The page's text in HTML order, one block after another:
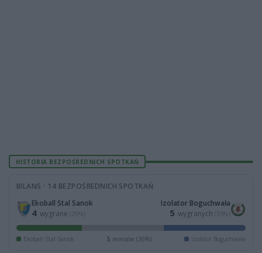
HISTORIA BEZPOŚREDNICH SPOTKAŃ
BILANS · 14 BEZPOŚREDNICH SPOTKAŃ
Ekoball Stal Sanok
4 wygrane (29%)
Izolator Boguchwała
5 wygranych (35%)
Ekoball Stal Sanok 5 remisów (36%) Izolator Boguchwała